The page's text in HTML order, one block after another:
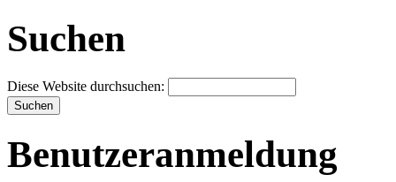
Suchen
Diese Website durchsuchen:
Benutzeranmeldung